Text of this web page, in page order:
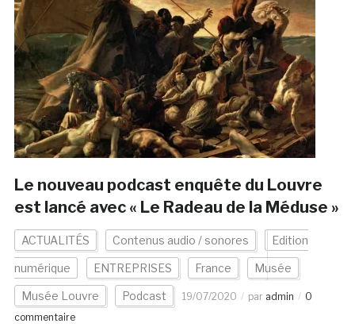
Le nouveau podcast enquête du Louvre
est lancé avec « Le Radeau de la Méduse »
ACTUALITÉS Contenus audio / sonores Edition
numérique ENTREPRISES France Musée
Musée Louvre Podcast 19/07/2020 par admin
0
commentaire